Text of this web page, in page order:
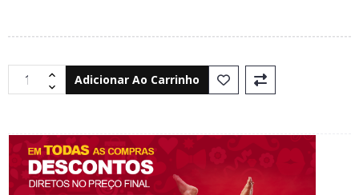
Adicionar Ao Carrinho